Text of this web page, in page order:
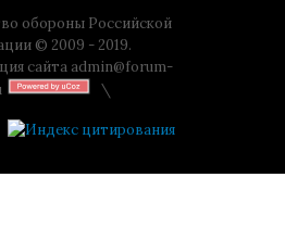
обороны Российской
© 2009 - 2019.
сайта admin@forum-